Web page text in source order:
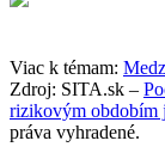
Viac k témam:
Zdroj: SITA.sk –
rizikovým obdobím
práva vyhradené.